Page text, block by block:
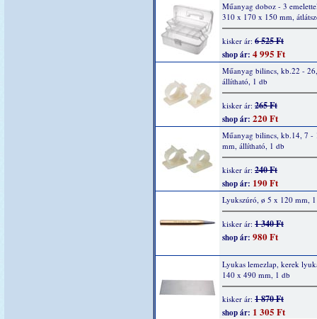
Műanyag doboz - 3
310 x 170 x 150 mm,
kisker ár: 6 525 Ft
shop ár: 4 995 Ft
Műanyag bilincs, kb.22 -
állítható, 1 db
kisker ár: 265 Ft
shop ár: 220 Ft
Műanyag bilincs, kb.14, 7 -
mm, állítható, 1 db
kisker ár: 240 Ft
shop ár: 190 Ft
Lyukszúró, ø 5 x 120 mm,
kisker ár: 1 340 Ft
shop ár: 980 Ft
Lyukas lemezlap, kerek
140 x 490 mm, 1 db
kisker ár: 1 870 Ft
shop ár: 1 305 Ft